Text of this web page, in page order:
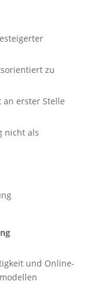
zu
erster Stelle
nicht als
und Online-